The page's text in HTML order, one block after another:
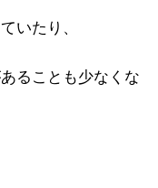
いたり、
ることも少なくな